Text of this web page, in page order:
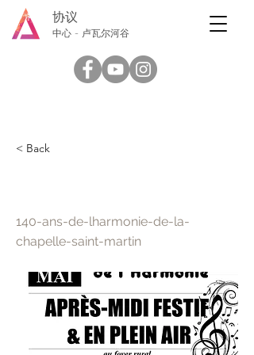
协议
中心 - 卢瓦尔河谷
< Back
140-ans-de-lharmonie-de-la-
chapelle-saint-martin